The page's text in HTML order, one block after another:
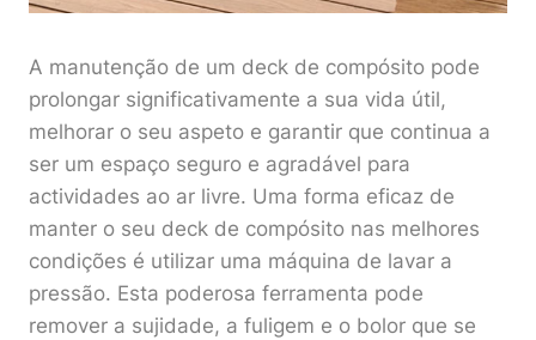
A manutenção de um deck de compósito pode
prolongar significativamente a sua vida útil,
melhorar o seu aspeto e garantir que continua a
ser um espaço seguro e agradável para
actividades ao ar livre. Uma forma eficaz de
manter o seu deck de compósito nas melhores
condições é utilizar uma máquina de lavar a
pressão. Esta poderosa ferramenta pode
remover a sujidade, a fuligem e o bolor que se